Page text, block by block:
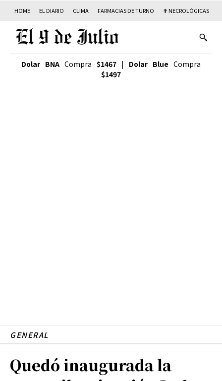
HOME EL DIARIO CLIMA FARMACIAS DE TURNO ✟ NECROLÓGICAS
Dolar BNA Compra $1467 | Dolar Blue Compra
$1497
GENERAL
Quedó inaugurada la